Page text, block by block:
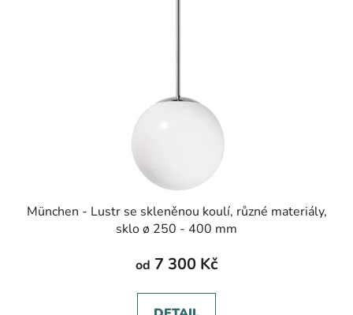
München - Lustr se skleněnou koulí, různé materiály,
sklo ø 250 - 400 mm
od 7 300 Kč